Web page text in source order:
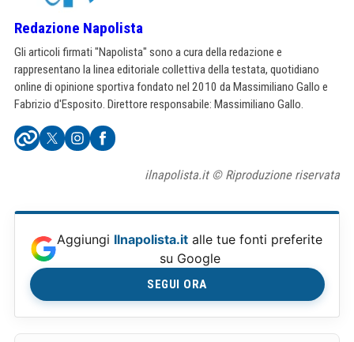
Redazione Napolista
Gli articoli firmati "Napolista" sono a cura della redazione e
rappresentano la linea editoriale collettiva della testata, quotidiano
online di opinione sportiva fondato nel 2010 da Massimiliano Gallo e
Fabrizio d'Esposito. Direttore responsabile: Massimiliano Gallo.
ilnapolista.it © Riproduzione riservata
Aggiungi Ilnapolista.it alle tue fonti preferite
su Google
SEGUI ORA